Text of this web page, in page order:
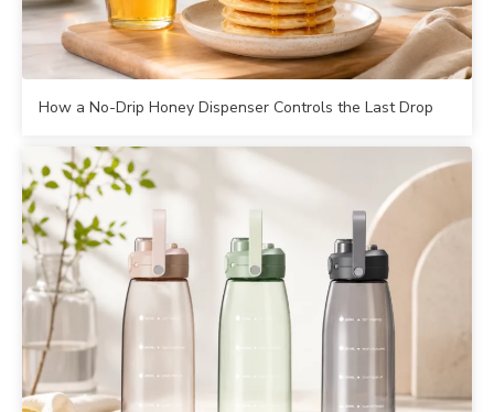
How a No-Drip Honey Dispenser Controls the Last Drop